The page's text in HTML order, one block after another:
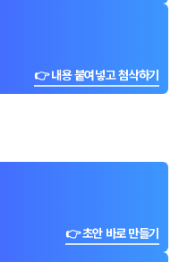
👉 내용 붙여넣고 첨삭하기
👉 초안 바로 만들기